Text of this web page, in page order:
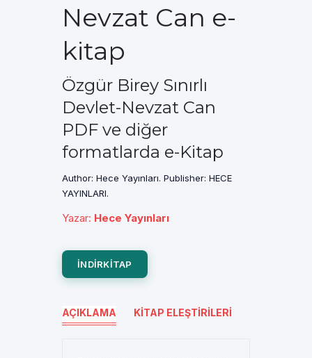
Nevzat Can e-
kitap
Özgür Birey Sınırlı
Devlet-Nevzat Can
PDF ve diğer
formatlarda e-Kitap
Author: Hece Yayınları. Publisher: HECE
YAYINLARI.
Yazar: Hece Yayınları
INDIRKITAP
AÇIKLAMA KITAP ELEŞTIRILERI